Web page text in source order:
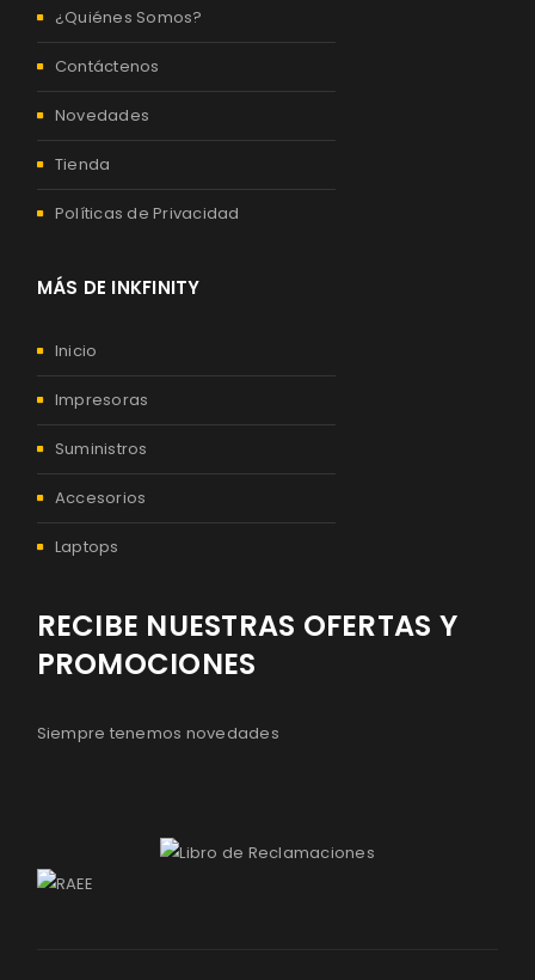
¿Quiénes Somos?
Contáctenos
Novedades
Tienda
Políticas de Privacidad
MÁS DE INKFINITY
Inicio
Impresoras
Suministros
Accesorios
Laptops
RECIBE NUESTRAS OFERTAS Y
PROMOCIONES
Siempre tenemos novedades